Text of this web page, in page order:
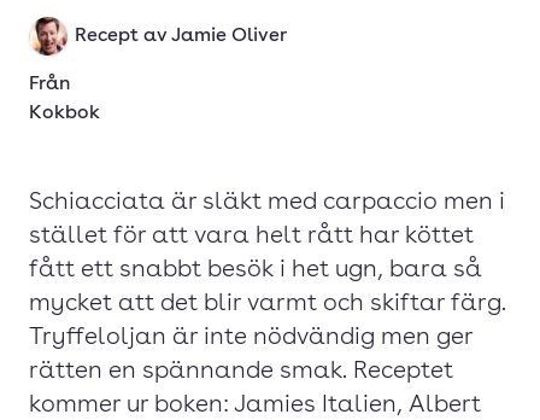
Recept av Jamie Oliver
Från
Kokbok
Schiacciata är släkt med carpaccio men i
stället för att vara helt rått har köttet
fått ett snabbt besök i het ugn, bara så
mycket att det blir varmt och skiftar färg.
Tryffeloljan är inte nödvändig men ger
rätten en spännande smak. Receptet
kommer ur boken: Jamies Italien, Albert